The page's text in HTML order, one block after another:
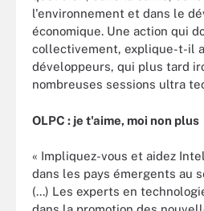
l'environnement et dans le
économique. Une action qui
collectivement, explique-t-il
développeurs, qui plus tard
nombreuses sessions ultra
OLPC : je t'aime, moi non plus
« Impliquez-vous et aidez
dans les pays émergents au
(...) Les experts en